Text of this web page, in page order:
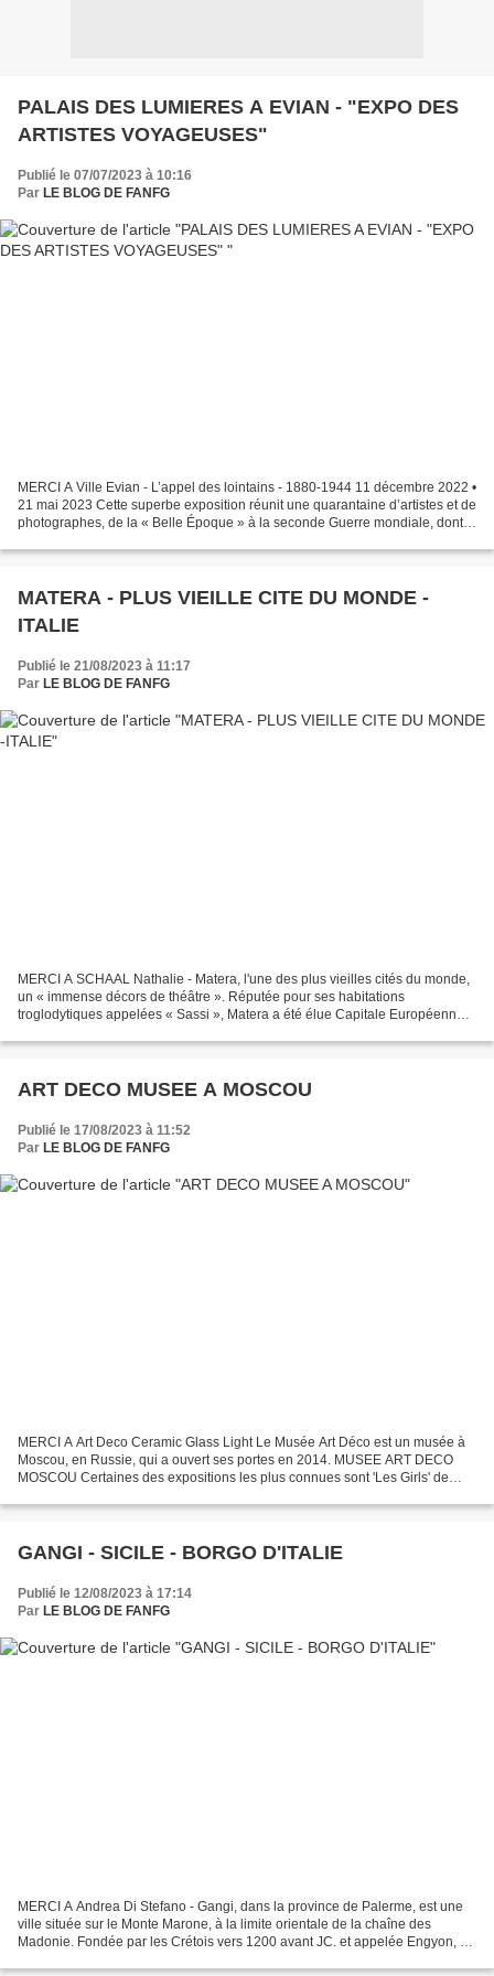
PALAIS DES LUMIERES A EVIAN - "EXPO DES
ARTISTES VOYAGEUSES"
Publié le 07/07/2023 à 10:16
Par LE BLOG DE FANFG
MERCI A Ville Evian - L’appel des lointains - 1880-1944 11 décembre 2022 •
21 mai 2023 Cette superbe exposition réunit une quarantaine d’artistes et de
photographes, de la « Belle Époque » à la seconde Guerre mondiale, dont
MATERA - PLUS VIEILLE CITE DU MONDE -
ITALIE
Publié le 21/08/2023 à 11:17
Par LE BLOG DE FANFG
MERCI A SCHAAL Nathalie - Matera, l'une des plus vieilles cités du monde,
un « immense décors de théâtre ». Réputée pour ses habitations
troglodytiques appelées « Sassi », Matera a été élue Capitale Européenne
ART DECO MUSEE A MOSCOU
Publié le 17/08/2023 à 11:52
Par LE BLOG DE FANFG
MERCI A Art Deco Ceramic Glass Light Le Musée Art Déco est un musée à
Moscou, en Russie, qui a ouvert ses portes en 2014. MUSEE ART DECO
MOSCOU Certaines des expositions les plus connues sont 'Les Girls' de
GANGI - SICILE - BORGO D'ITALIE
Publié le 12/08/2023 à 17:14
Par LE BLOG DE FANFG
MERCI A Andrea Di Stefano - Gangi, dans la province de Palerme, est une
ville située sur le Monte Marone, à la limite orientale de la chaîne des
Madonie. Fondée par les Crétois vers 1200 avant JC. et appelée Engyon, au